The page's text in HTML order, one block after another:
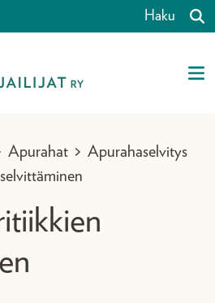
Haku
Apurahat > Apurahaselvitys